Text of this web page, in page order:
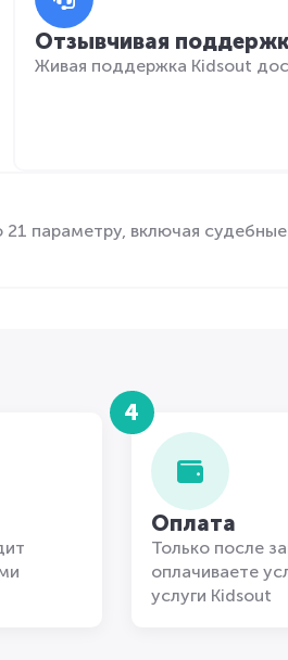
Отзывчивая
Живая поддержка Kidsout
параметру, включая
4
Оплата
Только после
оплачиваете
услуги Kidsout